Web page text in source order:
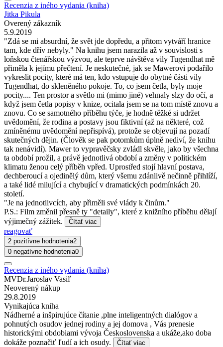
Recenzia z iného vydania (kniha)
Jitka Pikula
Overený zákazník
5.9.2019
"Zdá se mi absurdní, že svět jde dopředu, a přitom vytváří hranice
tam, kde dřív nebyly." Na knihu jsem narazila až v souvislosti s
loňskou čtenářskou výzvou, ale teprve návštěva vily Tugendhat mě
přiměla k jejímu přečtení. Je neskutečné, jak se Mawerovi podařilo
vykreslit pocity, které má ten, kdo vstupuje do obytné části vily
Tugendhat, do skleněného pokoje. To, co jsem četla, byly moje
pocity.... Ten prostor a světlo mi (mimo jiné) vehnaly slzy do očí, a
když jsem četla popisy v knize, ocitala jsem se na tom místě znovu a
znovu. Co se samotného příběhu týče, je hodně těžké si udržet
uvědomění, že rodina a postavy jsou fiktivní (až na některé, což
zmíněnému uvědomění nepřispívá), protože se objevují na pozadí
skutečných dějin. (Člověk se pak potomkům úplně nediví, že knihu
tak nenávidí). Mawer to vypravěčsky zvládl skvěle, jako by všechna
ta období prožil, a právě jednotlivá období a změny v politickém
klimatu ženou celý příběh vpřed. Uprostřed stojí hlavní postava,
dechberoucí a ojedinělý dům, který všemu zdánlivě nečinně přihlíží,
a také lidé milující a chybující v dramatických podmínkách 20.
století.
"Je na jednotlivcích, aby přiměli své vlády k činům."
P.S.: Film změnil přesně ty "detaily", které z knižního příběhu dělají
výjimečný zážitek.
Čítať viac
reagovať
2 pozitívne hodnotenia2
0 negatívne hodnotenia0
Recenzia z iného vydania (kniha)
MVDr.Jaroslav Vasiľ
Neoverený nákup
29.8.2019
Vynikajúca kniha
Nádherné a inšpirujúce čítanie ,plne inteligentných dialógov a
pohnutých osudov jednej rodiny a jej domova , Vás prenesie
historickými obdobiami vývoja Československa a ukáže,ako doba
dokáže poznačiť ľudí a ich osudy.
Čítať viac